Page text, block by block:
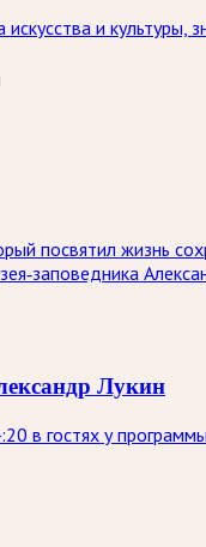
и культуры,
посвятил жизнь
Лукин
в гостях у